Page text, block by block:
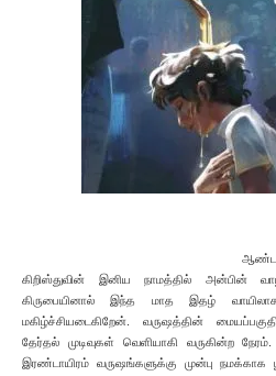
கிறிஸ்துவின் இனிய நாமத்தில் அன்பின்
கிருபையினால் இந்த மாத இதழ்
மகிழ்ச்சியடைகிறேன். வருஷத்தின்
தேர்தல் முடிவுகள் வெளியாகி வருகின்ற
இரண்டாயிரம் வருஷங்களுக்கு முன்பு